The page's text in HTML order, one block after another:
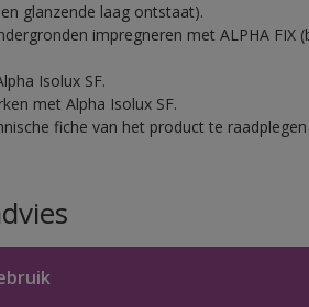
glanzende laag ontstaat).
impregneren met ALPHA
Isolux SF.
met Alpha Isolux SF.
fiche van het product te